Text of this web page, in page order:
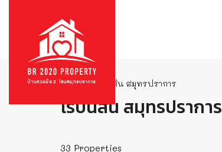
บ้าน โรบินสัน สมุทรปราการ
โรบินสัน สมุทรปราการ
33 Properties